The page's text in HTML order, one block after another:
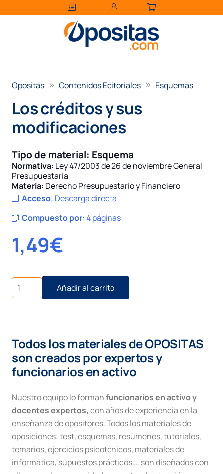
Opositas Contenidos Editoriales Esquemas
Los créditos y sus
modificaciones
Tipo de material: Esquema
Normativa: Ley 47/2003 de 26 de noviembre General
Presupuestaria
Materia: Derecho Presupuestario y Financiero
Acceso: Descarga directa
Compuesto por:4 páginas
1,49€
Los
créditos
y
Añadir al carrito
Todos los materiales de OPOSITAS
son creados por expertos y
funcionarios en activo
Nuestro equipo lo formanfuncionarios en activo y
docentes expertos, con años de experiencia en la
enseñanza de opositores. Todos los materiales de
oposiciones: test, esquemas, resúmenes, tutoriales,
temarios, ejercicios psicotónicos, materiales de
informática, supuestos prácticos…. son diseñados con